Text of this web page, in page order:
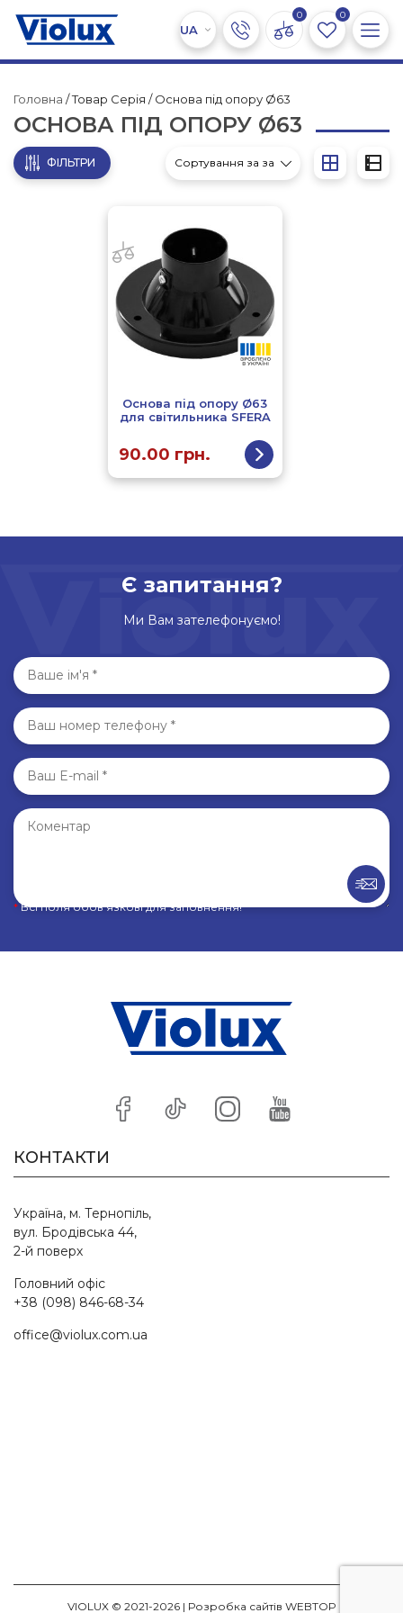
0 0
Головна / Товар Серія / Основа під опору Ø63
ОСНОВА ПІД ОПОРУ Ø63
ФІЛЬТРИ
Основа під опору Ø63
для світильника SFERA
90.00 грн.
Є запитання?
Ми Вам зателефонуємо!
*Всі поля обов’язкові для заповнення!
КОНТАКТИ
Україна, м. Тернопіль,
вул. Бродівська 44,
2-й поверх
Головний офіс
+38 (098) 846-68-34
office@violux.com.ua
VIOLUX © 2021-2026 | Розробка сайтів WEBTOP